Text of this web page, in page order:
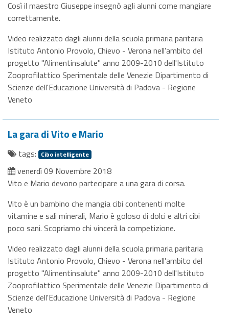
Così il maestro Giuseppe insegnò agli alunni come mangiare
correttamente.
Video realizzato dagli alunni della scuola primaria paritaria
Istituto Antonio Provolo, Chievo - Verona nell'ambito del
progetto "Alimentinsalute" anno 2009-2010 dell'Istituto
Zooprofilattico Sperimentale delle Venezie Dipartimento di
Scienze dell'Educazione Università di Padova - Regione
Veneto
La gara di Vito e Mario
tags: Cibo intelligente
venerdì 09 Novembre 2018
Vito e Mario devono partecipare a una gara di corsa.
Vito è un bambino che mangia cibi contenenti molte
vitamine e sali minerali, Mario è goloso di dolci e altri cibi
poco sani. Scopriamo chi vincerà la competizione.
Video realizzato dagli alunni della scuola primaria paritaria
Istituto Antonio Provolo, Chievo - Verona nell'ambito del
progetto "Alimentinsalute" anno 2009-2010 dell'Istituto
Zooprofilattico Sperimentale delle Venezie Dipartimento di
Scienze dell'Educazione Università di Padova - Regione
Veneto